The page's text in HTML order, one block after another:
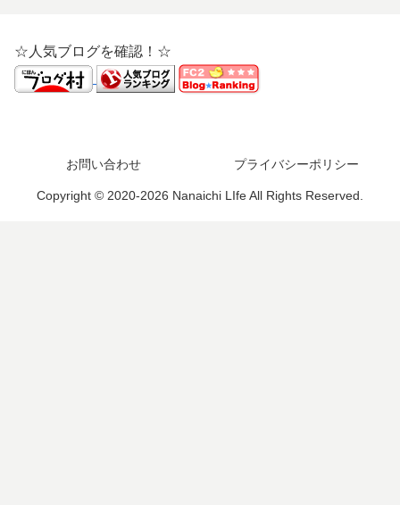
☆人気ブログを確認！☆
お問い合わせ プライバシーポリシー
Copyright © 2020-2026 Nanaichi LIfe All Rights Reserved.